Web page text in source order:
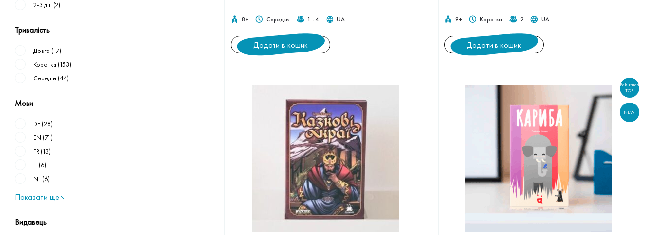
8+ Середня 1 - 4 UA
Додати в кошик
9+ Коротка 2 UA
Додати в кошик
Pakufuda
TOP
NEW
2-3 дні (2)
Тривалість
Довга (17)
Коротка (153)
Середня (44)
Мови
DE (28)
EN (71)
FR (13)
IT (6)
NL (6)
Показати ще
Видавець